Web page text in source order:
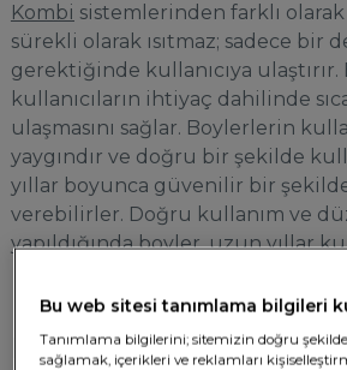
Kombi sistemlerinden farklı
sürekli olarak ısıtmaz; sadece bir
gerektiğinde kullanıcıya ulaştırır.
kullanıcıların ihtiyaç dahilinde
ulaşmasını sağlar. Boylerlerin
yaygındır ve doğru bir şekilde
yıllar boyunca güvenilir bir
verebilirler. Doğru kullanım ve
yapıldığındaboyler, uzun yıllar
Boyler Nasıl Çalışır?
Bu web sitesi tanımlama bilgileri
Tanımlama bilgilerini; sitemizin doğru şekilde
sağlamak, içerikleri ve reklamları